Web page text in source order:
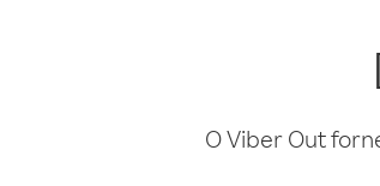
O Viber Out